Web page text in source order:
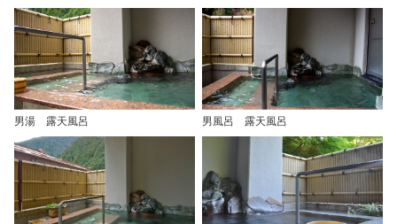
男湯 露天風呂 男風呂 露天風呂